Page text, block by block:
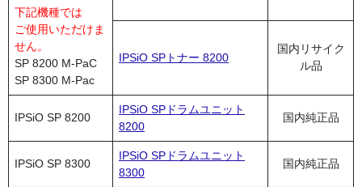
インクカートリッジ
キヤノン CANON
エプソン EPSON
ブラザー BROTHER
リコー RICOH
下記機種では
ご使用いただけま
せん。
SP 8200 M-PaC
SP 8300 M-Pac
IPSiO SPトナー 8200
国内リサイク
ル品
IPSiO SP 8200
IPSiO SPドラムユニット
8200
国内純正品
IPSiO SP 8300
IPSiO SPドラムユニット
8300
国内純正品